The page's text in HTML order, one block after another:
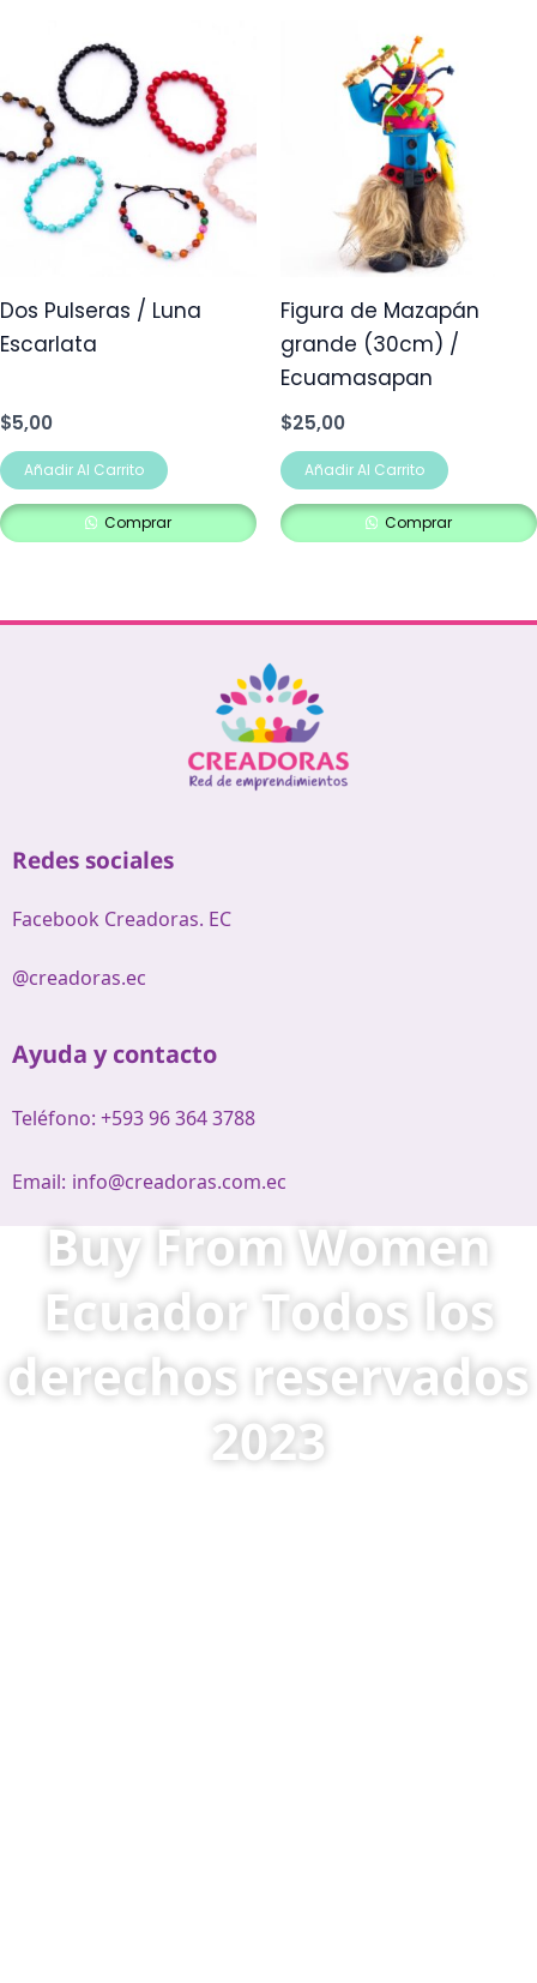
Dos Pulseras / Luna
Escarlata
$5,00
Añadir Al Carrito
Comprar
Figura de Mazapán
grande (30cm) /
Ecuamasapan
$25,00
Añadir Al Carrito
Comprar
Redes sociales
Facebook Creadoras. EC
@creadoras.ec
Ayuda y contacto
Teléfono: +593 96 364 3788
Email: info@creadoras.com.ec
Buy From Women
Ecuador Todos los
derechos reservados
2023